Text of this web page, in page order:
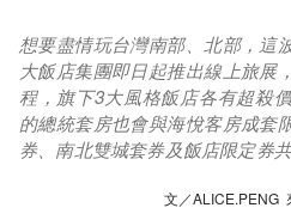
想要盡情玩台灣南部、北部，這
大飯店集團即日起推出線上旅展
程，旗下3大風格飯店各有超殺
的總統套房也會與海悅客房成套
券、南北雙城套券及飯店限定券
文／ALICE.PENG